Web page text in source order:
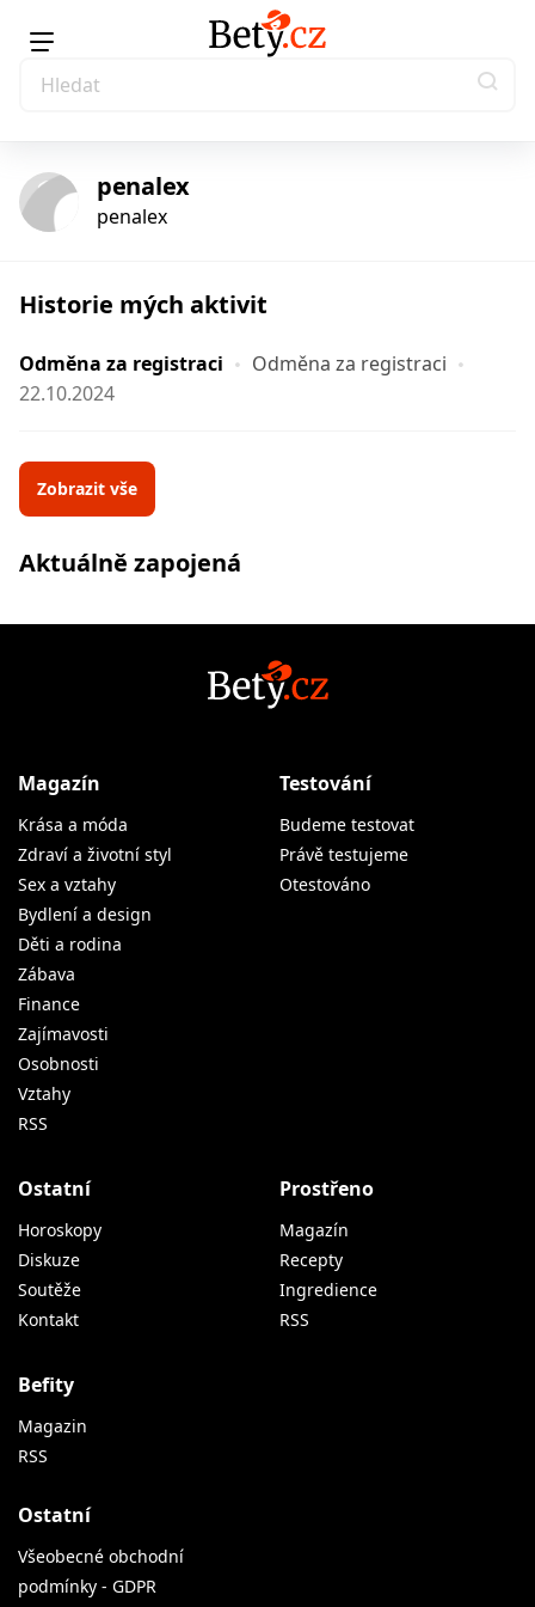
penalex
penalex
Historie mých aktivit
Odměna za registraci
Odměna za registraci
22.10.2024
Zobrazit vše
Aktuálně zapojená
Magazín
Krása a móda
Zdraví a životní styl
Sex a vztahy
Bydlení a design
Děti a rodina
Zábava
Finance
Zajímavosti
Osobnosti
Vztahy
RSS
Testování
Budeme testovat
Právě testujeme
Otestováno
Ostatní
Horoskopy
Diskuze
Soutěže
Kontakt
Prostřeno
Magazín
Recepty
Ingredience
RSS
Befity
Magazin
RSS
Ostatní
Všeobecné obchodní
podmínky - GDPR